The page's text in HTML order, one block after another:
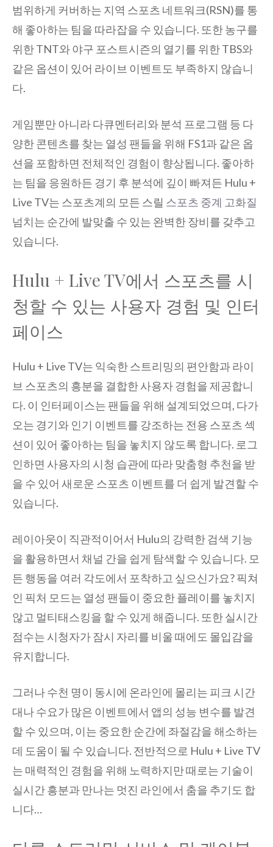
범위하게 커버하는 지역 스포츠 네트워크(RSN)를 통
해 좋아하는 팀을 따라잡을 수 있습니다. 또한 농구를
위한 TNT와 야구 포스트시즌의 열기를 위한 TBS와
같은 옵션이 있어 라이브 이벤트도 부족하지 않습니
다.
게임뿐만 아니라 다큐멘터리와 분석 프로그램 등 다
양한 콘텐츠를 찾는 열성 팬들을 위해 FS1과 같은 옵
션을 포함하면 전체적인 경험이 향상됩니다. 좋아하
는 팀을 응원하든 경기 후 분석에 깊이 빠져든 Hulu +
Live TV는 스포츠계의 모든 스릴 스포츠 중계 고화질
넘치는 순간에 발맞출 수 있는 완벽한 장비를 갖추고
있습니다.
Hulu + Live TV에서 스포츠를 시
청할 수 있는 사용자 경험 및 인터
페이스
Hulu + Live TV는 익숙한 스트리밍의 편안함과 라이
브 스포츠의 흥분을 결합한 사용자 경험을 제공합니
다. 이 인터페이스는 팬들을 위해 설계되었으며, 다가
오는 경기와 인기 이벤트를 강조하는 전용 스포츠 섹
션이 있어 좋아하는 팀을 놓치지 않도록 합니다. 로그
인하면 사용자의 시청 습관에 따라 맞춤형 추천을 받
을 수 있어 새로운 스포츠 이벤트를 더 쉽게 발견할 수
있습니다.
레이아웃이 직관적이어서 Hulu의 강력한 검색 기능
을 활용하면서 채널 간을 쉽게 탐색할 수 있습니다. 모
든 행동을 여러 각도에서 포착하고 싶으신가요? 픽쳐
인 픽처 모드는 열성 팬들이 중요한 플레이를 놓치지
않고 멀티태스킹을 할 수 있게 해줍니다. 또한 실시간
점수는 시청자가 잠시 자리를 비울 때에도 몰입감을
유지합니다.
그러나 수천 명이 동시에 온라인에 몰리는 피크 시간
대나 수요가 많은 이벤트에서 앱의 성능 변수를 발견
할 수 있으며, 이는 중요한 순간에 좌절감을 해소하는
데 도움이 될 수 있습니다. 전반적으로 Hulu + Live TV
는 매력적인 경험을 위해 노력하지만 때로는 기술이
실시간 흥분과 만나는 멋진 라인에서 춤을 추기도 합
니다…